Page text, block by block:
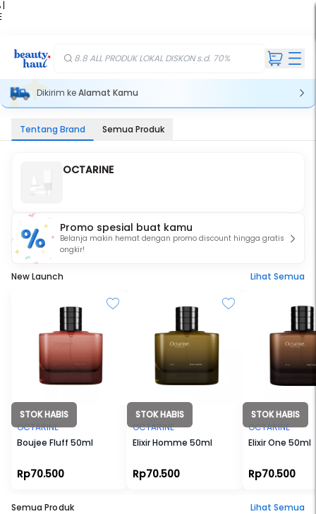
|
8.8 ALL PRODUK LOKAL DISKON s.d. 70%
Dikirim keAlamat Kamu
Tentang Brand Semua Produk
OCTARINE
Promo spesial buat kamu
Belanja makin hemat dengan promo discount hingga gratis
ongkir!
New Launch Lihat Semua
STOK HABIS
OCTARINE
Boujee Fluff 50ml
Rp70.500
STOK HABIS
OCTARINE
Elixir Homme 50ml
Rp70.500
STOK HABIS
OCTARINE
Elixir One 50ml
Rp70.500
Semua Produk Lihat Semua